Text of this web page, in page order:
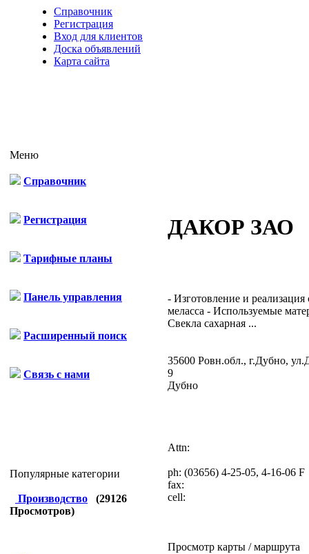
Справочник
Регистрация
Вход для клиентов
Доска объявлений
Карта сайта
Меню
Справочник
Регистрация
Тарифные планы
Панель управления
Расширенный поиск
Связь с нами
Популярные категории
Производство (29126
Просмотров)
ДАКОР ЗАО
- Изготовление и
меласса - Используемые
Свекла сахарная ...
35600 Ровн.обл., г.Дубно,
9
Дубно
Attn:
ph: (03656) 4-25-05, 4-16-06 F
fax:
cell:
Просмотр карты / маршрута